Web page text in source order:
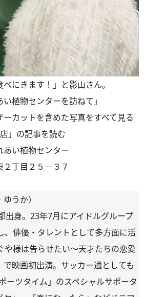
べにきます！」と影山さん。
植物センターを訪ねて」
カットを含めた写真をすべて見る
」の記事を読む
い植物センター
丁目２５－３７
うか）
出身。23年7月にアイドルグループ
、俳優・タレントとして多方面に活
や様は告らせたい～天才たちの恋愛
映画初出演。サッカー通としても
ーツタイム」のスペシャルサポータ